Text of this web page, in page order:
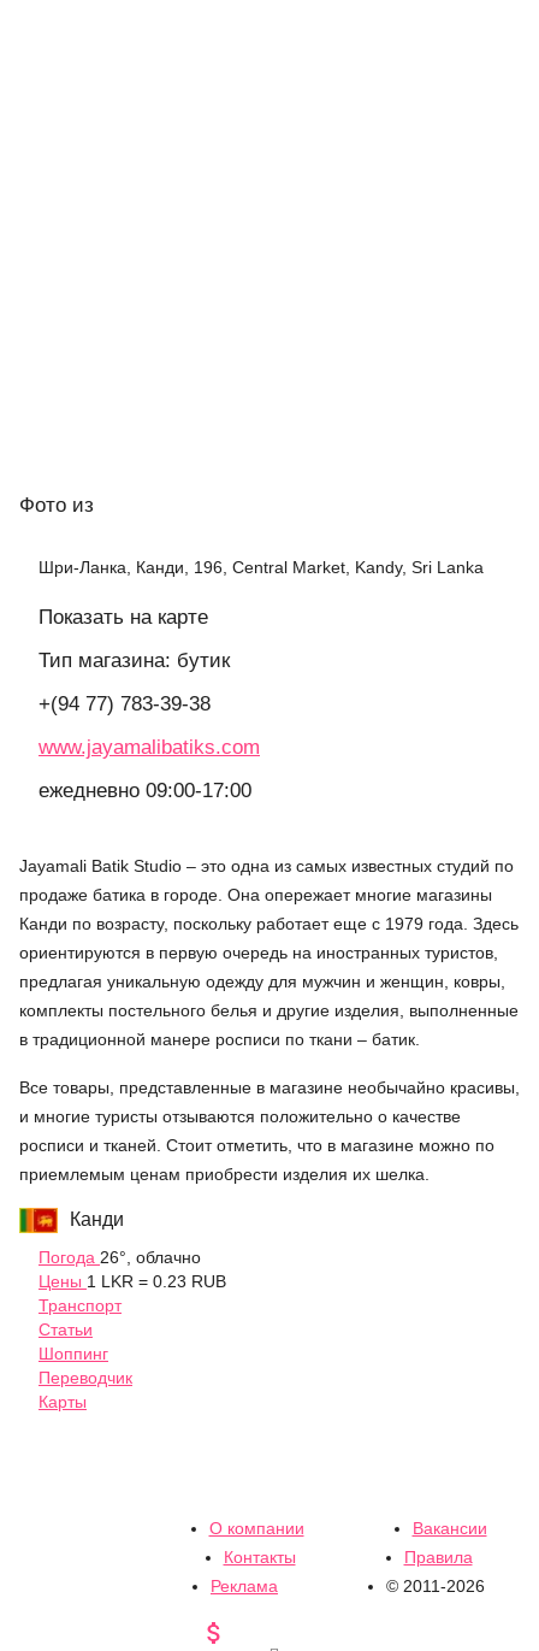
Фото из
Шри-Ланка, Канди, 196, Central Market, Kandy, Sri Lanka
Показать на карте
Тип магазина: бутик
+(94 77) 783-39-38
www.jayamalibatiks.com
ежедневно 09:00-17:00
Jayamali Batik Studio – это одна из самых известных студий по
продаже батика в городе. Она опережает многие магазины
Канди по возрасту, поскольку работает еще с 1979 года. Здесь
ориентируются в первую очередь на иностранных туристов,
предлагая уникальную одежду для мужчин и женщин, ковры,
комплекты постельного белья и другие изделия, выполненные
в традиционной манере росписи по ткани – батик.
Все товары, представленные в магазине необычайно красивы,
и многие туристы отзываются положительно о качестве
росписи и тканей. Стоит отметить, что в магазине можно по
приемлемым ценам приобрести изделия их шелка.
Канди
Погода 26°, облачно
Цены 1 LKR = 0.23 RUB
Транспорт
Статьи
Шоппинг
Переводчик
Карты
О компании
Вакансии
Контакты
Правила
Реклама
© 2011-2026
